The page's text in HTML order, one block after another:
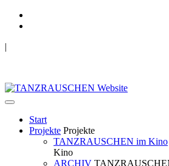
|
Start
Projekte Projekte
TANZRAUSCHEN im Kino
Kino
ARCHIV